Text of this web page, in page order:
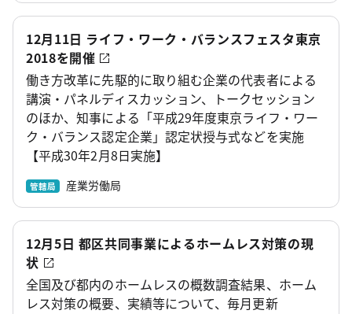
12月11日 ライフ・ワーク・バランスフェスタ東京
2018を開催
働き方改革に先駆的に取り組む企業の代表者による
講演・パネルディスカッション、トークセッション
のほか、知事による「平成29年度東京ライフ・ワー
ク・バランス認定企業」認定状授与式などを実施
【平成30年2月8日実施】
管轄局 産業労働局
12月5日 都区共同事業によるホームレス対策の現
状
全国及び都内のホームレスの概数調査結果、ホーム
レス対策の概要、実績等について、毎月更新